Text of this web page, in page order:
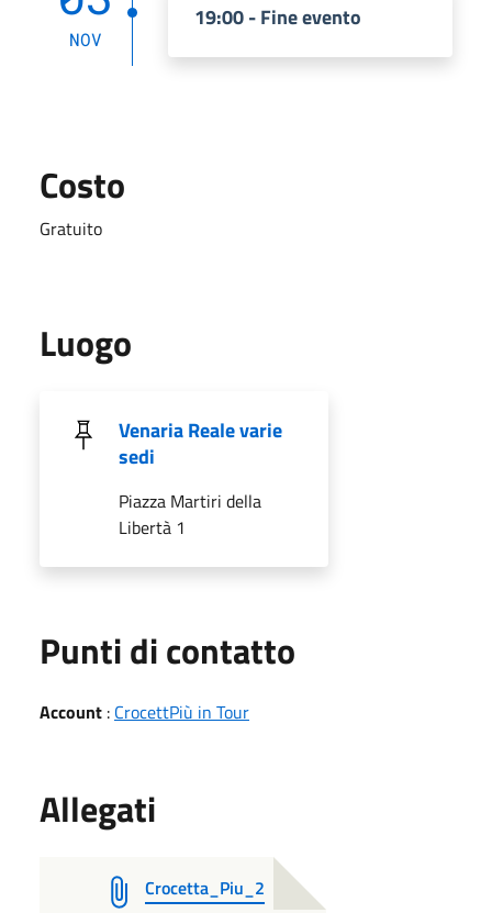
NOV
19:00 - Fine evento
Costo
Gratuito
Luogo
Venaria Reale varie
sedi
Piazza Martiri della
Libertà 1
Punti di contatto
Account : CrocettPiù in Tour
Allegati
Crocetta_Piu_2